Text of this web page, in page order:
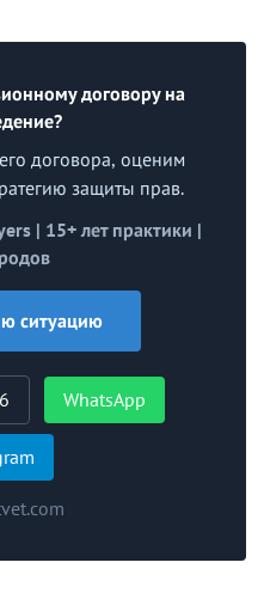
договору на
договора, оценим
защиты прав.
| 15+ лет практики |
ситуацию
WhatsApp